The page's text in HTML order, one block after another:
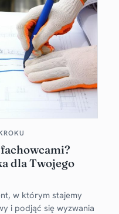
dla Twojego
w którym stajemy
i podjąć się wyzwania